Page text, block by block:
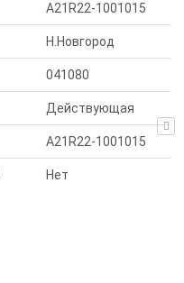
А21R22-1001015
Н.Новгород
041080
Действующая
А21R22-1001015
Нет